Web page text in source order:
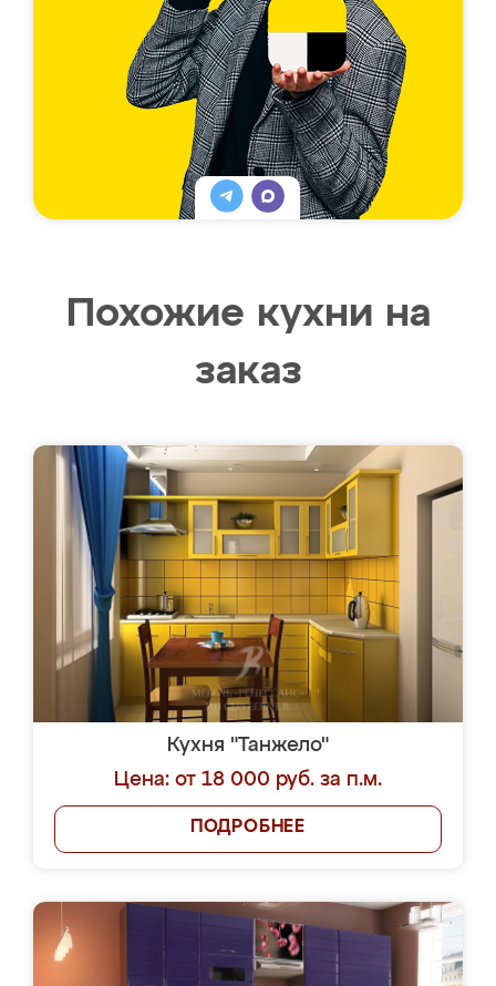
Похожие кухни на
заказ
Кухня "Танжело"
Цена: от 18 000 руб. за п.м.
ПОДРОБНЕЕ